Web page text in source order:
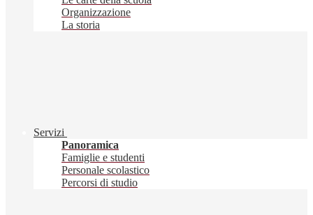
Organizzazione
La storia
Servizi
Panoramica
Famiglie e studenti
Personale scolastico
Percorsi di studio